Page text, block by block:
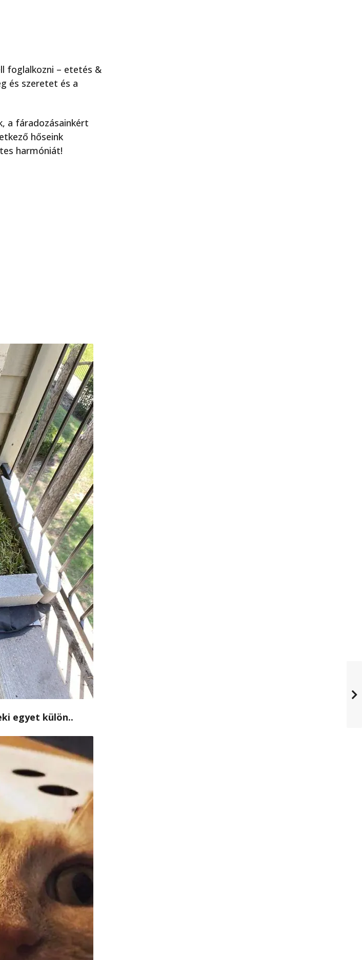
foglalkozni – etetés &
és szeretet és a
a fáradozásainkért
hőseink
harmóniát!
egyet külön..